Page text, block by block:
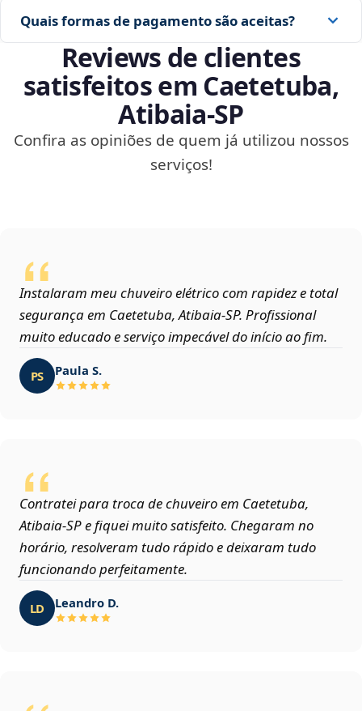
Quais formas de pagamento são aceitas?
Reviews de clientes
satisfeitos em Caetetuba,
Atibaia‑SP
Confira as opiniões de quem já utilizou nossos
serviços!
Instalaram meu chuveiro elétrico com rapidez e total
segurança em Caetetuba, Atibaia‑SP. Profissional
muito educado e serviço impecável do início ao fim.
PS Paula S.
Contratei para troca de chuveiro em Caetetuba,
Atibaia‑SP e fiquei muito satisfeito. Chegaram no
horário, resolveram tudo rápido e deixaram tudo
funcionando perfeitamente.
LD Leandro D.